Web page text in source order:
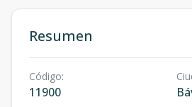
Resumen
Código:
11900